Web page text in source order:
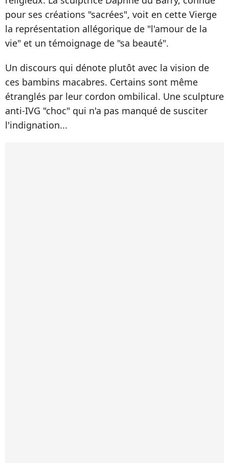
pour ses créations "sacrées", voit en cette Vierge
la représentation allégorique de "l'amour de la
vie" et un témoignage de "sa beauté".
Un discours qui dénote plutôt avec la vision de
ces bambins macabres. Certains sont même
étranglés par leur cordon ombilical. Une sculpture
anti-IVG "choc" qui n'a pas manqué de susciter
l'indignation...